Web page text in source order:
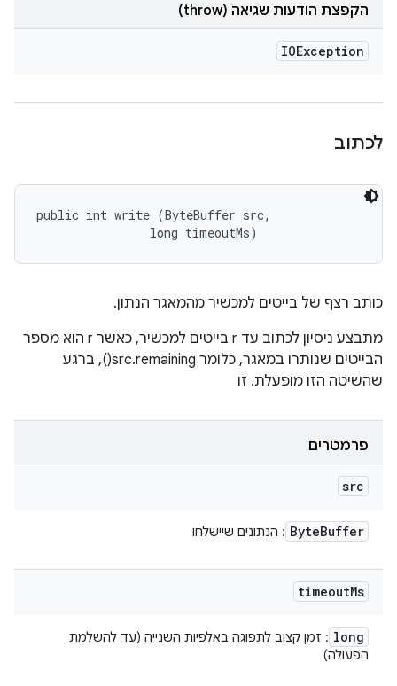
הקפצת הודעות שגיאה (throw)
IOException
לכתוב
public int write (ByteBuffer src,
                long timeoutMs)
כותב רצף של בייטים למכשיר מהמאגר הנתון.
מתבצע ניסיון לכתוב עד r בייטים למכשיר, כאשר r הוא מספר
הבייטים שנותרו במאגר, כלומר src.remaining(), ברגע
שהשיטה הזו מופעלת. זו
פרמטרים
src
ByteBuffer : הנתונים שיישלחו
timeoutMs
long : זמן קצוב לתפוגה באלפיות השנייה (עד להשלמת
הפעולה)